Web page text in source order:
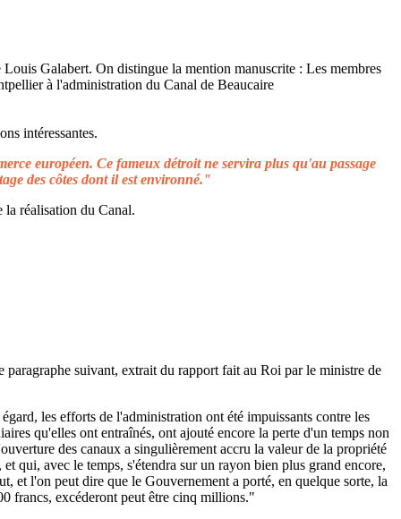
intéressantes.
européen. Ce fameux détroit ne servira plus qu'au passage
des côtes dont il est environné."
réalisation du Canal.
suivant, extrait du rapport fait au Roi par le ministre de
les efforts de l'administration ont été impuissants contre les
qu'elles ont entraînés, ont ajouté encore la perte d'un temps non
des canaux a singulièrement accru la valeur de la propriété
qui, avec le temps, s'étendra sur un rayon bien plus grand encore,
et l'on peut dire que le Gouvernement a porté, en quelque sorte, la
francs, excéderont peut être cinq millions."